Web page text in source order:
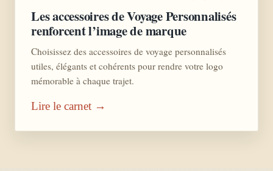
Les accessoires de Voyage Personnalisés
renforcent l’image de marque
Choisissez des accessoires de voyage personnalisés
utiles, élégants et cohérents pour rendre votre logo
mémorable à chaque trajet.
Lire le carnet →